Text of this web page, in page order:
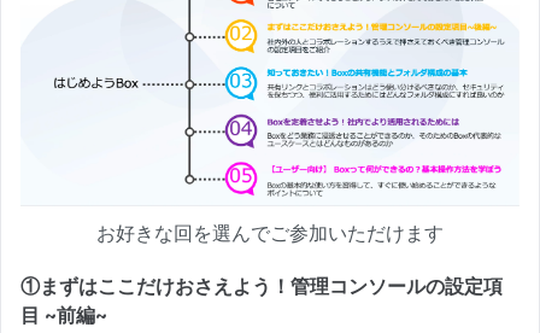
お好きな回を選んでご参加いただけます
①まずはここだけおさえよう！管理コンソールの設定項
目 ~前編~